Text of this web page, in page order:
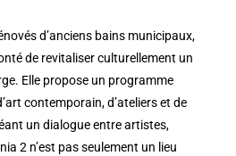
d’anciens bains municipaux,
de revitaliser culturellement un
Elle propose un programme
contemporain, d’ateliers et de
un dialogue entre artistes,
2 n’est pas seulement un lieu